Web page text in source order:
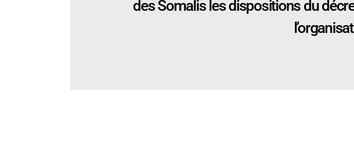
des Somalis les dispositions du